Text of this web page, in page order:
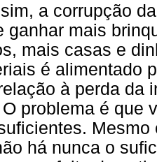
a corrupção
ganhar mais
mais casas e
é alimentado
à perda da
problema é que
há nunca o